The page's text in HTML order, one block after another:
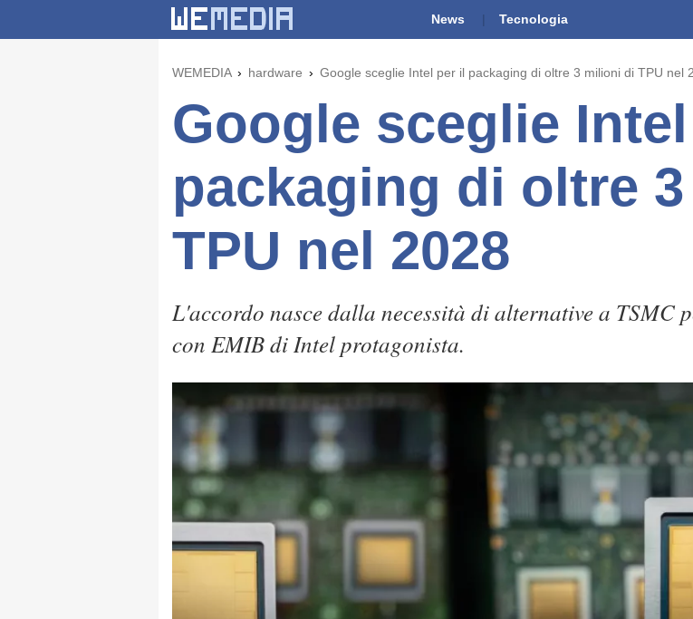
News Tecnologia
WEMEDIA hardware Google sceglie Intel per il packaging di oltre 3 milioni di TPU nel
Google sceglie
packaging di oltre
TPU nel 2028
L'accordo nasce dalla necessità di alternative a TSMC
con EMIB di Intel protagonista.